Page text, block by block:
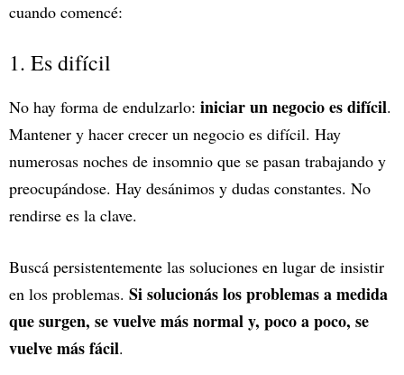
cuando comencé:
1. Es difícil
No hay forma de endulzarlo: iniciar un negocio es difícil.
Mantener y hacer crecer un negocio es difícil. Hay
numerosas noches de insomnio que se pasan trabajando y
preocupándose. Hay desánimos y dudas constantes. No
rendirse es la clave.
Buscá persistentemente las soluciones en lugar de insistir
en los problemas. Si solucionás los problemas a medida
que surgen, se vuelve más normal y, poco a poco, se
vuelve más fácil.